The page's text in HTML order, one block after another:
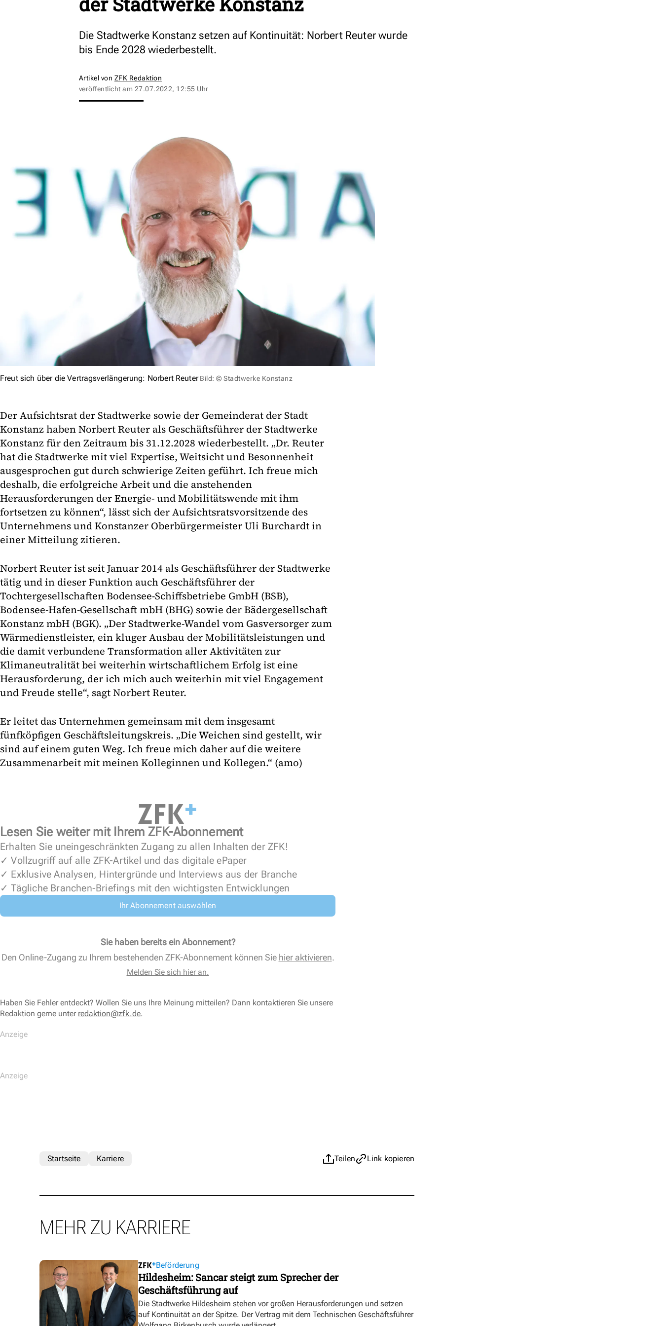
Die Stadtwerke Konstanz setzen auf Kontinuität: Norbert Reuter wurde
bis Ende 2028 wiederbestellt.
Artikel von ZFK Redaktion
veröffentlicht am 27.07.2022, 12:55 Uhr
Freut sich über die Vertragsverlängerung: Norbert Reuter Bild: © Stadtwerke Konstanz
Der Aufsichtsrat der Stadtwerke sowie der Gemeinderat der Stadt
Konstanz haben Norbert Reuter als Geschäftsführer der Stadtwerke
Konstanz für den Zeitraum bis 31.12.2028 wiederbestellt. „Dr. Reuter
hat die Stadtwerke mit viel Expertise, Weitsicht und Besonnenheit
ausgesprochen gut durch schwierige Zeiten geführt. Ich freue mich
deshalb, die erfolgreiche Arbeit und die anstehenden
Herausforderungen der Energie- und Mobilitätswende mit ihm
fortsetzen zu können“, lässt sich der Aufsichtsratsvorsitzende des
Unternehmens und Konstanzer Oberbürgermeister Uli Burchardt in
einer Mitteilung zitieren.
Norbert Reuter ist seit Januar 2014 als Geschäftsführer der Stadtwerke
tätig und in dieser Funktion auch Geschäftsführer der
Tochtergesellschaften Bodensee-Schiffsbetriebe GmbH (BSB),
Bodensee-Hafen-Gesellschaft mbH (BHG) sowie der Bädergesellschaft
Konstanz mbH (BGK). „Der Stadtwerke-Wandel vom Gasversorger zum
Wärmedienstleister, ein kluger Ausbau der Mobilitätsleistungen und
die damit verbundene Transformation aller Aktivitäten zur
Klimaneutralität bei weiterhin wirtschaftlichem Erfolg ist eine
Herausforderung, der ich mich auch weiterhin mit viel Engagement
und Freude stelle“, sagt Norbert Reuter.
Er leitet das Unternehmen gemeinsam mit dem insgesamt
fünfköpfigen Geschäftsleitungskreis. „Die Weichen sind gestellt, wir
sind auf einem guten Weg. Ich freue mich daher auf die weitere
Zusammenarbeit mit meinen Kolleginnen und Kollegen.“ (amo)
Lesen Sie weiter mit Ihrem ZFK-Abonnement
Erhalten Sie uneingeschränkten Zugang zu allen Inhalten der ZFK!
✓ Vollzugriff auf alle ZFK-Artikel und das digitale ePaper
✓ Exklusive Analysen, Hintergründe und Interviews aus der Branche
✓ Tägliche Branchen-Briefings mit den wichtigsten Entwicklungen
Ihr Abonnement auswählen
Sie haben bereits ein Abonnement?
Den Online-Zugang zu Ihrem bestehenden ZFK-Abonnement können Sie hier aktivieren.
Melden Sie sich hier an.
Haben Sie Fehler entdeckt? Wollen Sie uns Ihre Meinung mitteilen? Dann kontaktieren Sie unsere
Redaktion gerne unter redaktion@zfk.de.
Teilen Link kopieren
Startseite Karriere
MEHR ZU KARRIERE
Beförderung
Hildesheim: Sancar steigt zum Sprecher der
Geschäftsführung auf
Die Stadtwerke Hildesheim stehen vor großen Herausforderungen und setzen
auf Kontinuität an der Spitze. Der Vertrag mit dem Technischen Geschäftsführer